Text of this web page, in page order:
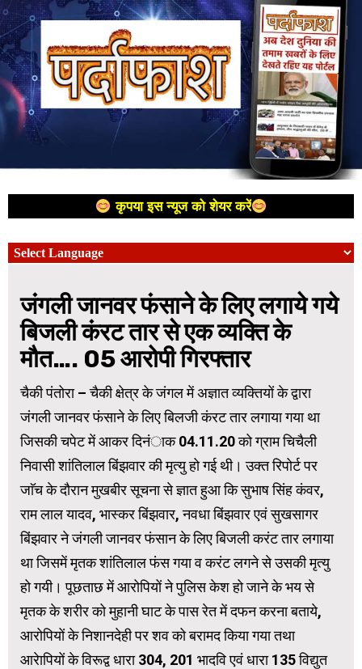
कृपया इस न्यूज को शेयर करें
जंगली जानवर फंसाने के लिए लगाये गये
बिजली कंरट तार से एक व्यक्ति के
मौत…. 05 आरोपी गिरफ्तार
चैकी पंतोरा – चैकी क्षेत्र के जंगल में अज्ञात व्यक्तियों के द्वारा
जंगली जानवर फंसाने के लिए बिलजी कंरट तार लगाया गया था
जिसकी चपेट में आकर दिनंाक 04.11.20 को ग्राम चिचैली
निवासी शांतिलाल बिंझवार की मृत्यु हो गई थी। उक्त रिपोर्ट पर
जाॅच के दौरान मुखबीर सूचना से ज्ञात हुआ कि सुभाष सिंह कंवर,
राम लाल यादव, भास्कर बिंझवार, नवधा बिंझवार एवं सुखसागर
बिंझवार ने जंगली जानवर फंसान के लिए बिजली करंट तार लगाया
था जिसमें मृतक शांतिलाल फंस गया व करंट लगने से उसकी मृत्यु
हो गयी। पूछताछ में आरोपियों ने पुलिस केश हो जाने के भय से
मृतक के शरीर को मुहानी घाट के पास रेत में दफन करना बताये,
आरोपियों के निशानदेही पर शव को बरामद किया गया तथा
आरेापियों के विरूद्व धारा 304, 201 भादवि एवं धारा 135 विद्युत